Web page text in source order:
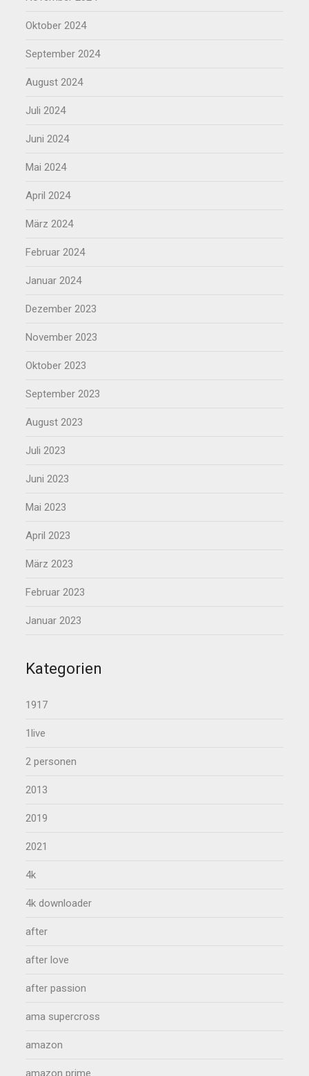
Oktober 2024
September 2024
August 2024
Juli 2024
Juni 2024
Mai 2024
April 2024
März 2024
Februar 2024
Januar 2024
Dezember 2023
November 2023
Oktober 2023
September 2023
August 2023
Juli 2023
Juni 2023
Mai 2023
April 2023
März 2023
Februar 2023
Januar 2023
Kategorien
1917
1live
2 personen
2013
2019
2021
4k
4k downloader
after
after love
after passion
ama supercross
amazon
amazon prime